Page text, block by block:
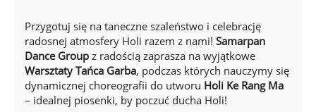
Przygotuj się na taneczne szaleństwo i celebrację
radosnej atmosfery Holi razem z nami! Samarpan
Dance Group z radością zaprasza na wyjątkowe
Warsztaty Tańca Garba, podczas których nauczymy się
dynamicznej choreografii do utworu Holi Ke Rang Ma
– idealnej piosenki, by poczuć ducha Holi!